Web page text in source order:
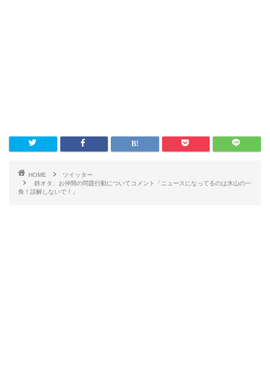
HOME
ツイッター
鉄オタ、お仲間の問題行動についてコメント「ニュースになってるのは氷山の一
角！誤解しないで！」